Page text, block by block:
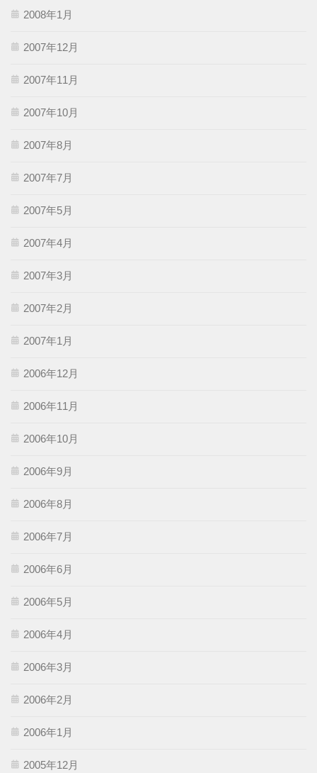
2008年1月
2007年12月
2007年11月
2007年10月
2007年8月
2007年7月
2007年5月
2007年4月
2007年3月
2007年2月
2007年1月
2006年12月
2006年11月
2006年10月
2006年9月
2006年8月
2006年7月
2006年6月
2006年5月
2006年4月
2006年3月
2006年2月
2006年1月
2005年12月